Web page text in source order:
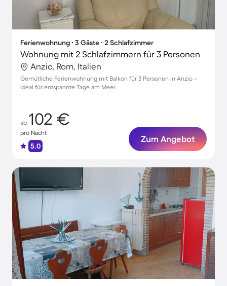
Ferienwohnung ∙ 3 Gäste ∙ 2 Schlafzimmer
Wohnung mit 2 Schlafzimmern für 3 Personen
Anzio, Rom, Italien
Gemütliche Ferienwohnung mit Balkon für 3 Personen in Anzio –
ideal für entspannte Tage am Meer
ab 102 €
pro Nacht
5.0
Zum Angebot